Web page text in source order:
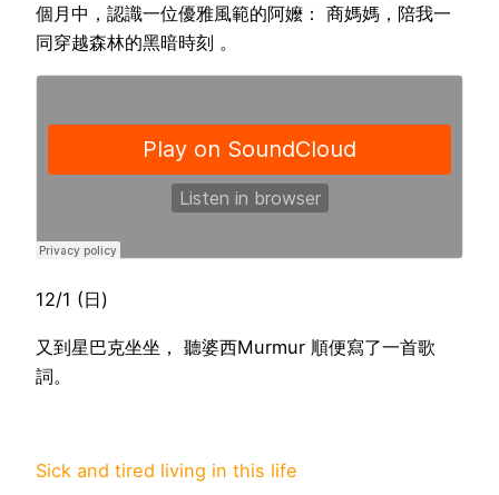
個月中，認識一位優雅風範的阿嬤： 商媽媽，陪我一
同穿越森林的黑暗時刻 。
12/1 (日)
又到星巴克坐坐， 聽婆西Murmur 順便寫了一首歌
詞。
Sick and tired living in this life